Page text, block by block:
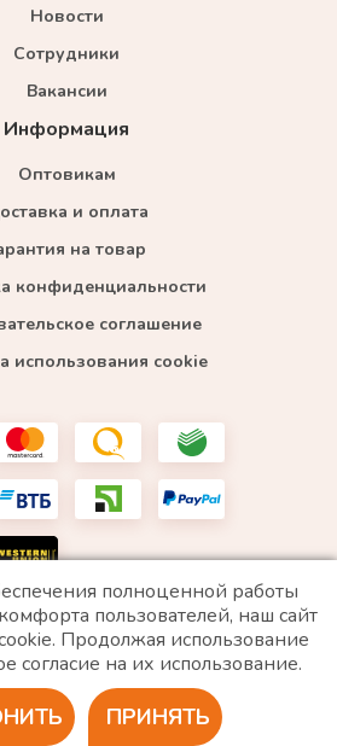
Новости
Сотрудники
Вакансии
Информация
Оптовикам
и оплата
на товар
конфиденциальности
соглашение
использования cookie
которая признана экстремистской и запрещена в
РФ
защищены. ИП «Войтенко»
сайта
полноценной работы
пользователей, наш сайт
Продолжая использование
согласие на их использование.
ПРИНЯТЬ